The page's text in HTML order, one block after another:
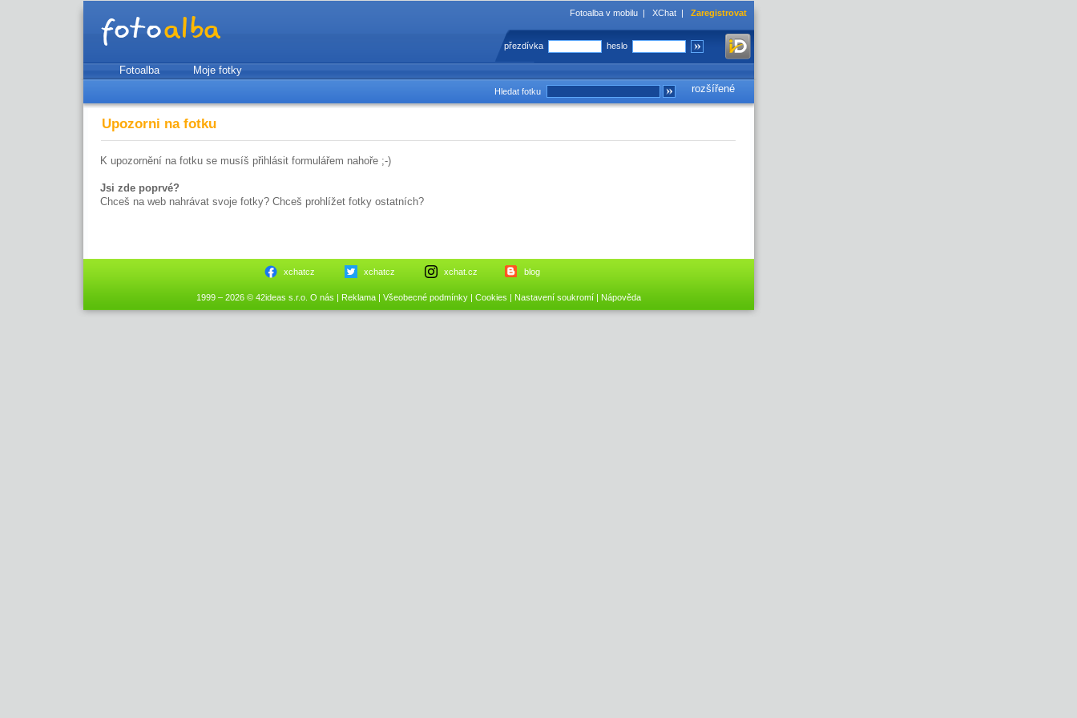
Fotoalba v mobilu | XChat | Zaregistrovat
přezdívka heslo
Fotoalba
Moje fotky
rozšířené
Hledat fotku
Upozorni na fotku
K upozornění na fotku se musíš přihlásit formulářem nahoře ;-)
Jsi zde poprvé?
Chceš na web nahrávat svoje fotky? Chceš prohlížet fotky ostatních?
xchatcz xchatcz xchat.cz blog
1999 – 2026 © 42ideas s.r.o. O nás | Reklama| Všeobecné podmínky| Cookies | Nastavení soukromí| Nápověda